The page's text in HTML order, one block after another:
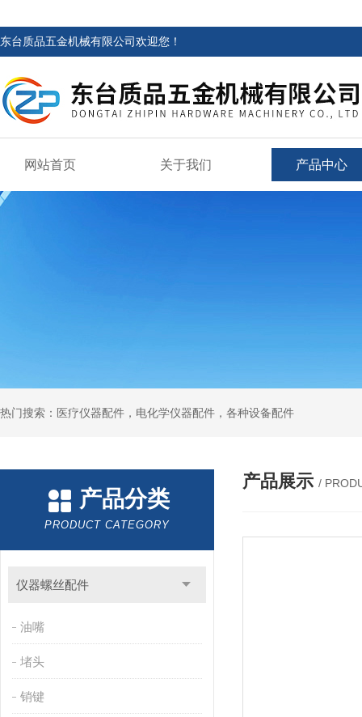
东台质品五金机械有限公司欢迎您！
网站首页 关于我们 产品中心
热门搜索：医疗仪器配件，电化学仪器配件，各种设备配件
产品分类
PRODUCT CATEGORY
仪器螺丝配件
油嘴
堵头
销键
产品展示 /